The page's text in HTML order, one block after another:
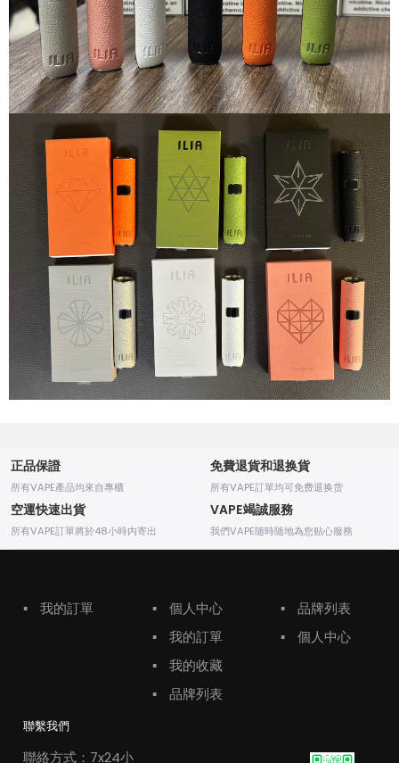
正品保證
所有VAPE產品均來自專櫃
免費退貨和退换貨
所有VAPE訂單均可免费退换货
空運快速出貨
所有VAPE訂單將於48小時内寄出
VAPE竭誠服務
我們VAPE随時随地為您贴心服務
▪ 我的訂單 ▪
個人中心
▪
我的訂單
▪
我的收藏
▪
品牌列表
▪
品牌列表
▪
個人中心
聯繫我們
聯絡方式：7x24小